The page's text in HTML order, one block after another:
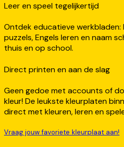
Leer en speel tegelijkertijd
Ontdek educatieve werkbladen:
puzzels, Engels leren en naam
thuis en op school.
Direct printen en aan de slag
Geen gedoe met accounts of
kleur! De leukste kleurplaten
direct met kleuren, leren en
Vraag jouw favoriete kleurplaat aan!